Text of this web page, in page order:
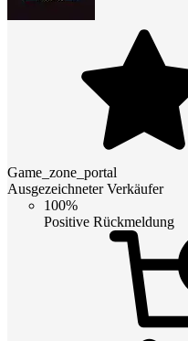
Game_zone_portal
Ausgezeichneter Verkäufer
100%
Positive Rückmeldung